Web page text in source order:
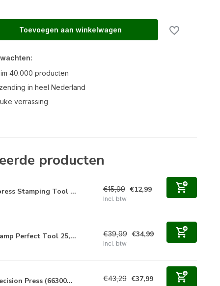
Toevoegen aan winkelwagen
40.000 producten
in heel Nederland
verrassing
producten
Stamping Tool ... €15,99 €12,99
Incl. btw
Perfect Tool 25,... €39,99 €34,99
Incl. btw
Press (66300... €43,29 €37,99